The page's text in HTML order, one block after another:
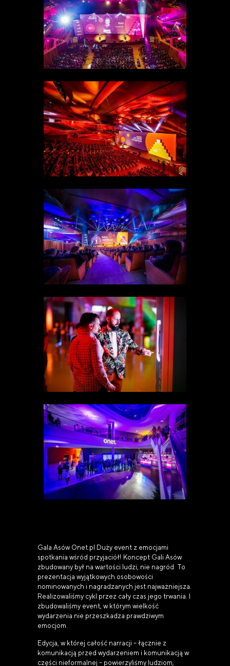
Gala Asów Onet.pl Duży event z emocjami
spotkania wśród przyjaciół! Koncept Gali Asów
zbudowany był na wartości ludzi, nie nagród. To
prezentacja wyjątkowych osobowości
nominowanych i nagradzanych jest najważniejsza.
Realizowaliśmy cykl przez cały czas jego trwania. I
zbudowaliśmy event, w którym wielkość
wydarzenia nie przeszkadza prawdziwym
emocjom.
Edycja, w której całość narracji – łącznie z
komunikacją przed wydarzeniem i komunikacją w
części nieformalnej – powierzyliśmy ludziom,